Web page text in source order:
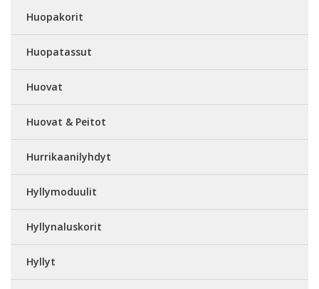
Huopakorit
Huopatassut
Huovat
Huovat & Peitot
Hurrikaanilyhdyt
Hyllymoduulit
Hyllynaluskorit
Hyllyt